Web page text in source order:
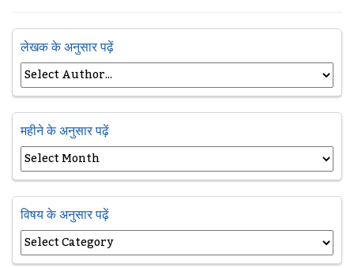
लेखक के अनुसार पढ़ें
महीने के अनुसार पढ़ें
विषय के अनुसार पढ़ें